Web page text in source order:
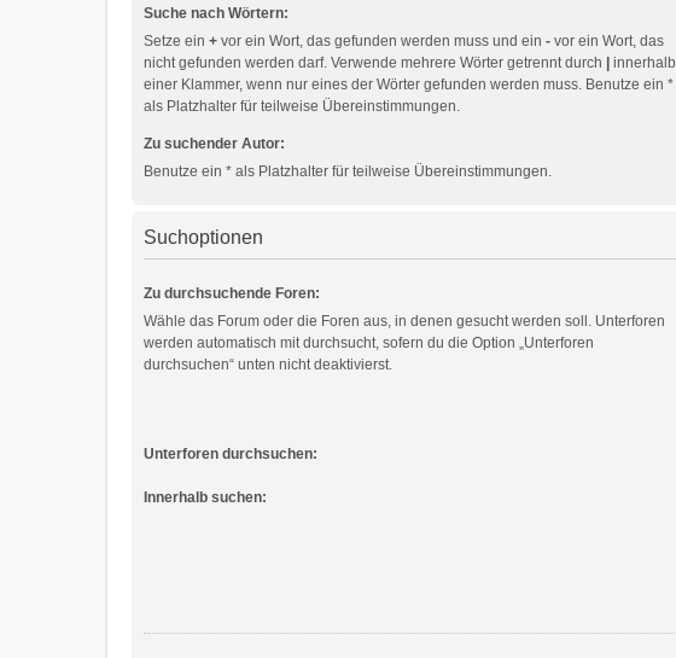
Suche nach Wörtern:
Setze ein + vor ein Wort, das gefunden werden muss und ein - vor ein Wort, das
nicht gefunden werden darf. Verwende mehrere Wörter getrennt durch
innerhalb
einer Klammer, wenn nur eines der Wörter gefunden werden muss. Benutze ein *
als Platzhalter für teilweise Übereinstimmungen.
Zu suchender Autor:
Benutze ein * als Platzhalter für teilweise Übereinstimmungen.
Suchoptionen
Zu durchsuchende Foren:
Wähle das Forum oder die Foren aus, in denen gesucht werden soll. Unterforen
werden automatisch mit durchsucht, sofern du die Option „Unterforen
durchsuchen“ unten nicht deaktivierst.
Unterforen durchsuchen:
Innerhalb suchen: